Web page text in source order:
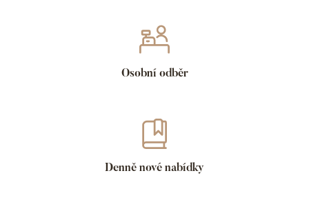
Osobní odběr
Denně nové nabídky